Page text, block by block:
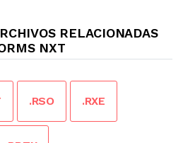
RELACIONADAS
NXT
.RSO .RXE